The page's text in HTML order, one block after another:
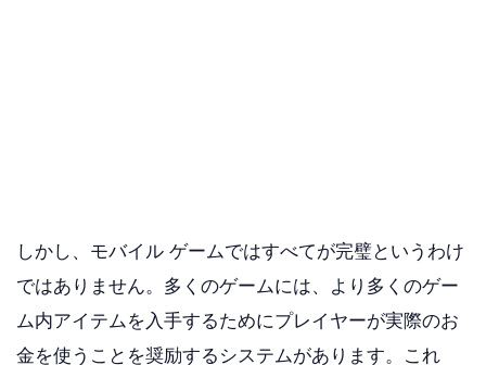
しかし、モバイル ゲームではすべてが完璧というわけ
ではありません。多くのゲームには、より多くのゲー
ム内アイテムを入手するためにプレイヤーが実際のお
金を使うことを奨励するシステムがあります。これ